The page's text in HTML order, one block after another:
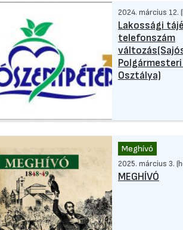
2024. március 12.
Lakossági
telefonszám
Osztálya)
Meghívó
2025. március 3.
MEGHÍVÓ